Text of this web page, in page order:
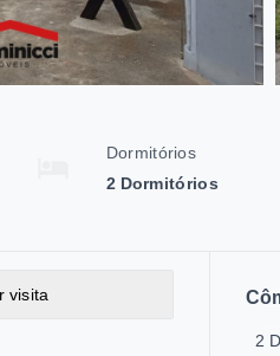
Dormitórios
2 Dormitórios
2
visita